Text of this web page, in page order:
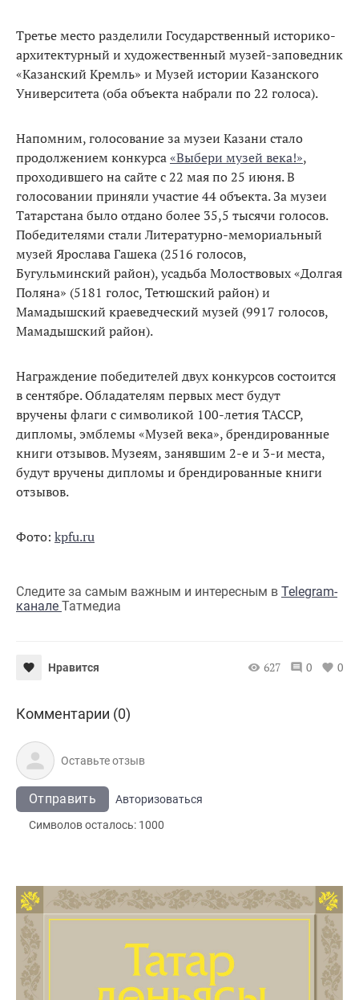
Третье место разделили Государственный историко-
архитектурный и художественный музей-заповедник
«Казанский Кремль» и Музей истории Казанского
Университета (оба объекта набрали по 22 голоса).
Напомним, голосование за музеи Казани стало
продолжением конкурса«Выбери музей века!»,
проходившего на сайте с 22 мая по 25 июня. В
голосовании приняли участие 44 объекта. За музеи
Татарстана было отдано более 35,5 тысячи голосов.
Победителями стали Литературно-мемориальный
музей Ярослава Гашека (2516 голосов,
Бугульминский район), усадьба Молоствовых «Долгая
Поляна» (5181 голос, Тетюшский район) и
Мамадышский краеведческий музей (9917 голосов,
Мамадышский район).
Награждение победителей двух конкурсов состоится
в сентябре. Обладателям первых мест будут
вручены флаги с символикой 100-летия ТАССР,
дипломы, эмблемы «Музей века», брендированные
книги отзывов. Музеям, занявшим 2-е и 3-и места,
будут вручены дипломы и брендированные книги
отзывов.
Фото: kpfu.ru
Следите за самым важным и интересным в Telegram-
канале Татмедиа
Нравится 627 0 0
Комментарии (0)
Отправить
Авторизоваться
Символов осталось: 1000